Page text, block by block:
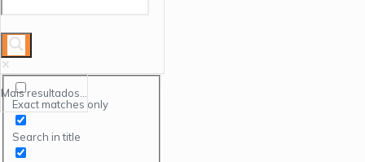
Mais resultados...
Exact matches only
Search in title